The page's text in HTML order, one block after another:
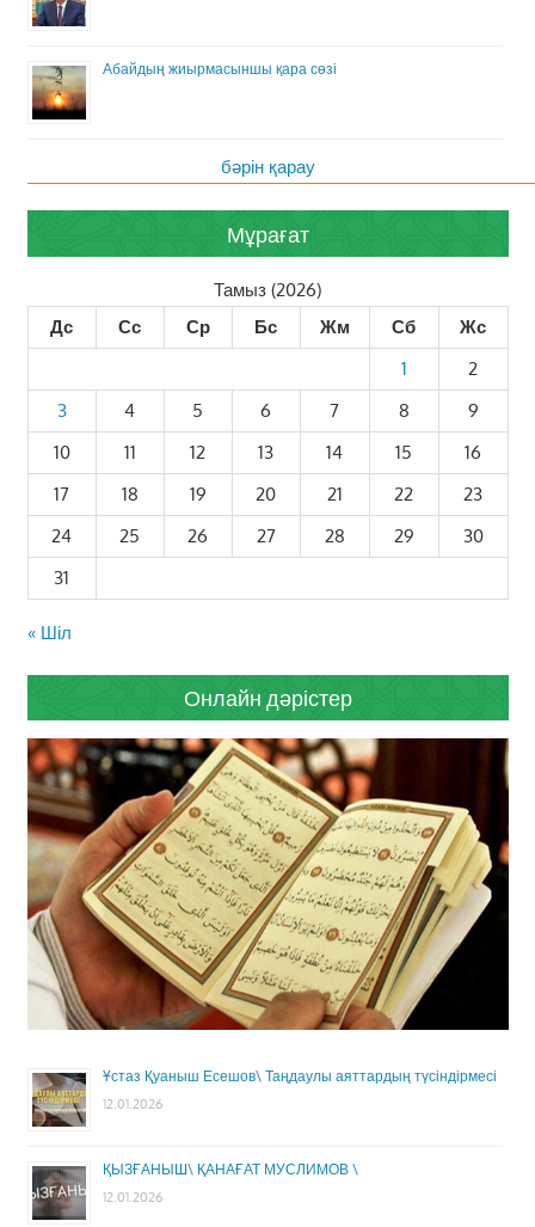
Абайдың жиырмасыншы қара сөзі
бәрін қарау
Мұрағат
Тамыз (2026)
Дс
Сс Ср Бс Жм Сб
Жс
1
2
3
4 5 6 7 8
9
10
11 12 13 14 15
16
17
18 19 20 21 22
23
24
25 26 27 28 29
30
31
« Шіл
Онлайн дәрістер
Ұстаз Қуаныш Есешов\ Таңдаулы аяттардың түсіндірмесі
12.01.2026
ҚЫЗҒАНЫШ\ ҚАНАҒАТ МУСЛИМОВ \
12.01.2026